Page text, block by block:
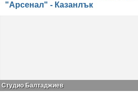
"Арсенал" - Казанлък
Студио Балтаджиев